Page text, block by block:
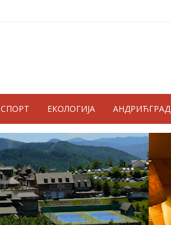
СПОРТ ЕКОЛОГИЈА АНДРИЋГРАД